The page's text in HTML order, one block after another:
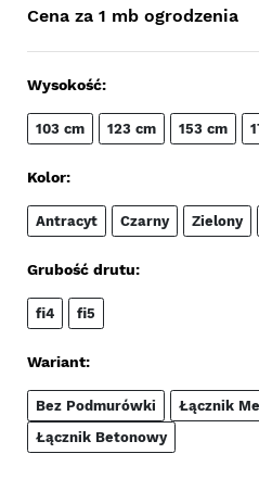
Cena za 1 mb ogrodzenia
Wysokość:
103 cm 123 cm 153 cm
Kolor:
Antracyt Czarny Zielony
Grubość drutu:
fi4 fi5
Wariant:
Bez Podmurówki
Łącznik
Łącznik Betonowy